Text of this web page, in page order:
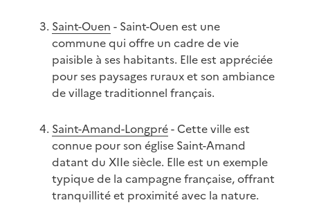
Saint-Ouen - Saint-Ouen est une
commune qui offre un cadre de vie
paisible à ses habitants. Elle est appréciée
pour ses paysages ruraux et son ambiance
de village traditionnel français.
Saint-Amand-Longpré- Cette ville est
connue pour son église Saint-Amand
datant du XIIe siècle. Elle est un exemple
typique de la campagne française, offrant
tranquillité et proximité avec la nature.